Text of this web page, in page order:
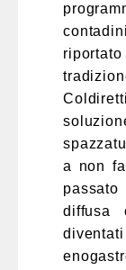
a non
diffusa